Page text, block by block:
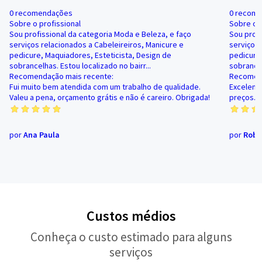
0 recomendações
Sobre o profissional
Sou profissional da categoria Moda e Beleza, e faço
serviços relacionados a Cabeleireiros, Manicure e
pedicure, Maquiadores, Esteticista, Design de
sobrancelhas. Estou localizado no bairr...
Recomendação mais recente:
Fui muito bem atendida com um trabalho de qualidade.
Valeu a pena, orçamento grátis e não é careiro. Obrigada!
porAna Paula
0
Sobre o
Sou
serviços
preços.
por
Custos médios
Conheça o custo estimado para alguns
serviços